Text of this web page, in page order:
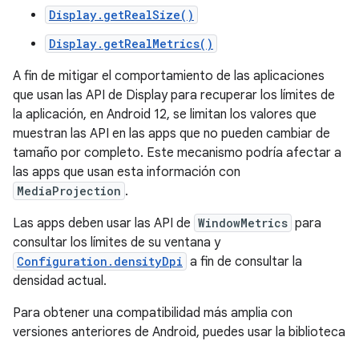
Display.getRealSize()
Display.getRealMetrics()
A fin de mitigar el comportamiento de las aplicaciones
que usan las API de Display para recuperar los límites de
la aplicación, en Android 12, se limitan los valores que
muestran las API en las apps que no pueden cambiar de
tamaño por completo. Este mecanismo podría afectar a
las apps que usan esta información con
MediaProjection .
Las apps deben usar las API de WindowMetrics para
consultar los límites de su ventana y
Configuration.densityDpi a fin de consultar la
densidad actual.
Para obtener una compatibilidad más amplia con
versiones anteriores de Android, puedes usar la biblioteca